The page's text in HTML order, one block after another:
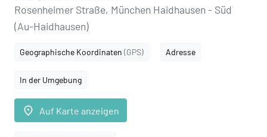
Rosenheimer Straße, München Haidhausen - Süd
(Au-Haidhausen)
Geographische Koordinaten (GPS) Adresse
In der Umgebung
place Auf Karte anzeigen